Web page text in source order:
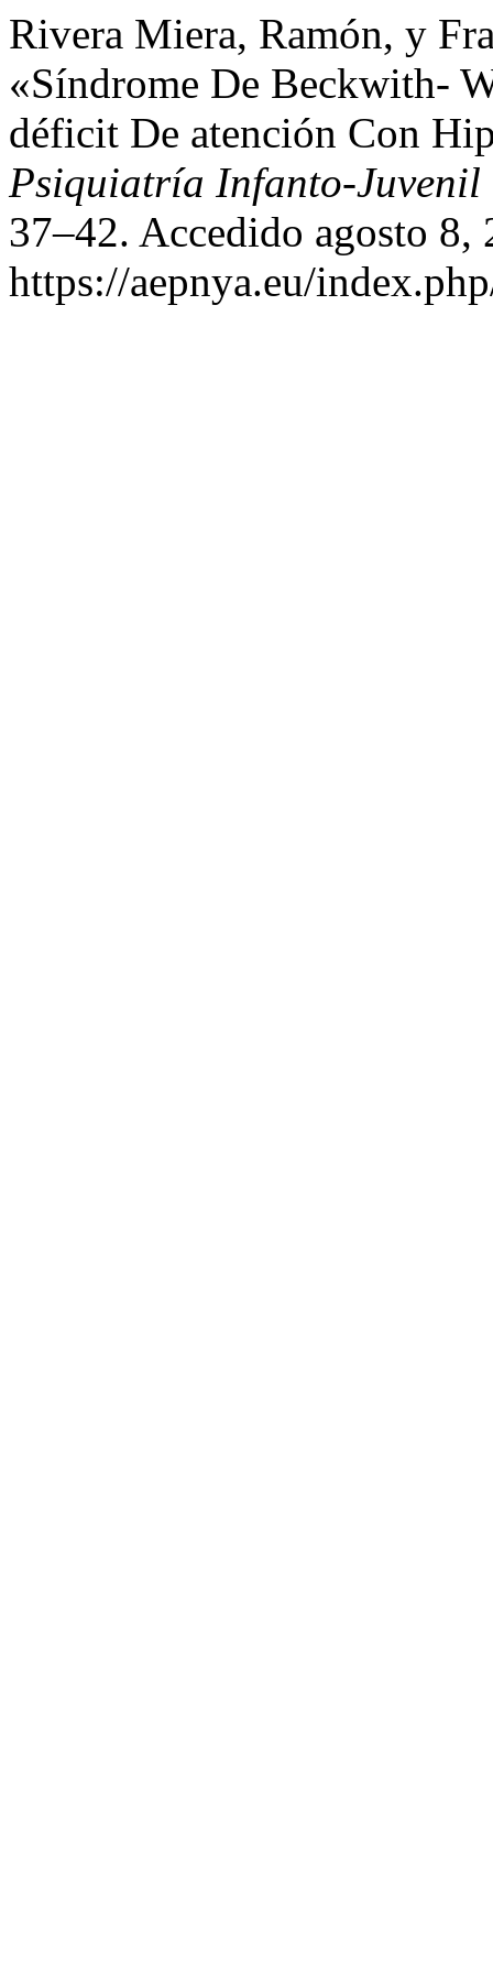
Rivera Miera, Ramón, y
«Síndrome De Beckwith-
déficit De atención Con
Psiquiatría Infanto-Juvenil
37–42. Accedido agosto 8,
https://aepnya.eu/